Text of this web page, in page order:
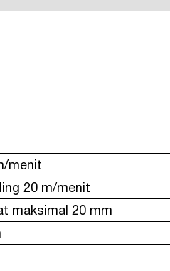
menit
20 m/menit
maksimal 20 mm